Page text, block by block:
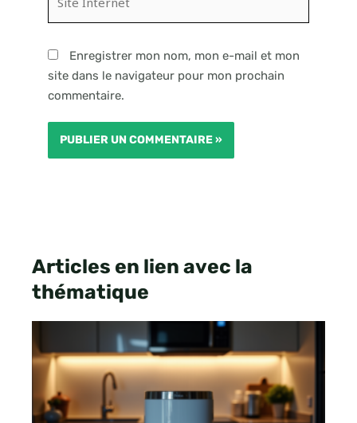
Internet
Enregistrer mon nom, mon e-mail et mon
site dans le navigateur pour mon prochain
commentaire.
Articles en lien avec la
thématique